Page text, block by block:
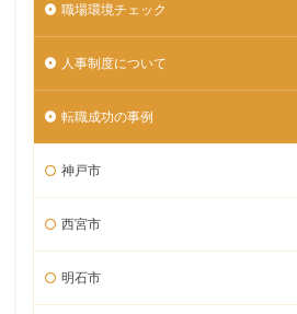
職場環境チェック
人事制度について
転職成功の事例
神戸市
西宮市
明石市